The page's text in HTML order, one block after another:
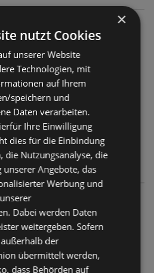
Hieber's Frischecenter: Meine
Woche
Prospekt nicht mehr gültig
Abgelaufen am: 04.07.2026
Hieber's Frischecenter: Meine
Woche
Prospekt nicht mehr gültig
Abgelaufen am:
27.06.2026
×
nutzt Cookies
unserer Website
Technologien, mit
auf Ihrem
speichern und
Daten verarbeiten.
Ihre Einwilligung
dies für die Einbindung
die Nutzungsanalyse, die
unserer Angebote, das
Werbung und
Dabei werden Daten
weitergeben. Sofern
der
übermittelt werden,
dass Behörden auf